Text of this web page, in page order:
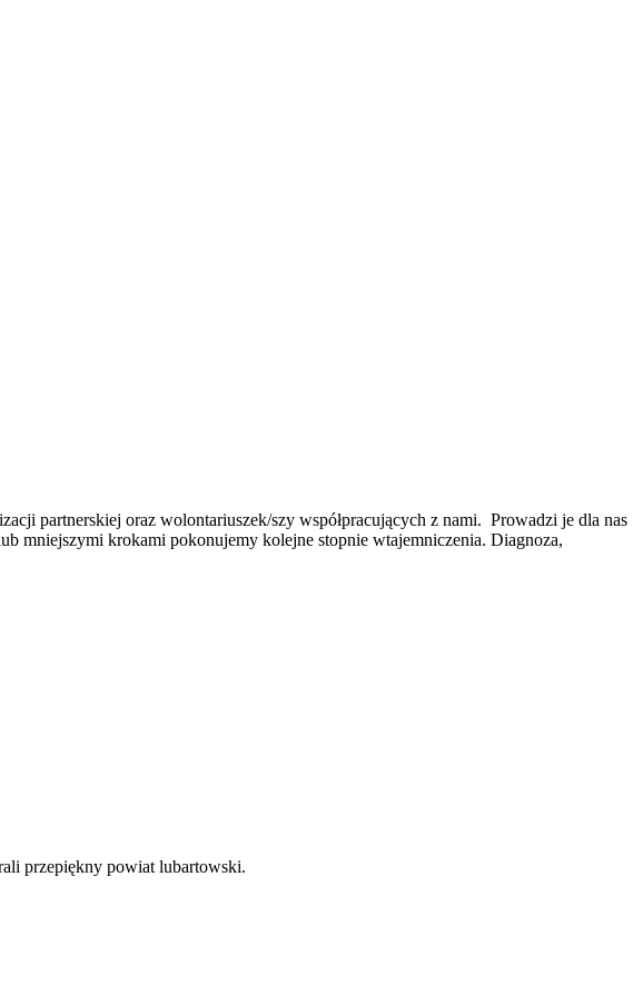
partnerskiej oraz wolontariuszek/szy współpracujących z nami. Prowadzi je dla nas
mniejszymi krokami pokonujemy kolejne stopnie wtajemniczenia. Diagnoza,
przepiękny powiat lubartowski.